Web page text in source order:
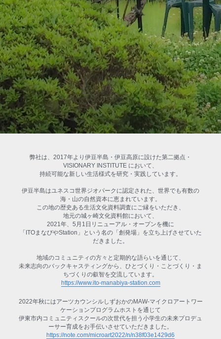
弊社は、2017年より伊豆半島・伊豆高原に設けた第二拠点・
VISIONARY INSTITUTE において、
持続可能な新しい生活様式を研究・実践しています。
伊豆半島はユネスコ世界ジオパークに認定された、世界でも有数の
海・山の自然資本に恵まれています。
この地の歴史ある生活文化資料調査にご縁をいただき、
地元の城ヶ崎文化資料館において、
2021年、5月1日リニューアル・オープンを機に
「ITOまなびやStation」という名の「創発場」を立ち上げさせていた
だきました。
地域のコミュニティの方々と定期的な語らいを通じて、
未来志向のバックキャスティングから、ひとづくり・ことづくり・ま
ちづくりの叡智を交流しています。
https://www.ito-manabiya-station.com
2022年秋にはアーツカウンシルしずおかのMAW-マイクロアートワー
ケーションプログラムホストを通じて
伊東市内コミュニティスクールの次世代を担う小学生の未来プロデュ
ーサー育成をお手伝いさせていただきました。
https://note.com/microart2022/n/n38f03e1429d6